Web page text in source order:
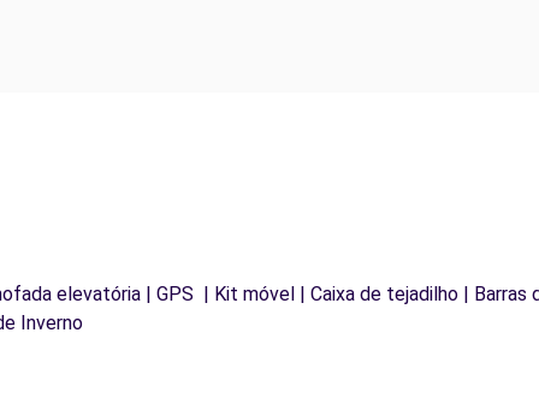
elevatória | GPS | Kit móvel | Caixa de tejadilho |
Inverno